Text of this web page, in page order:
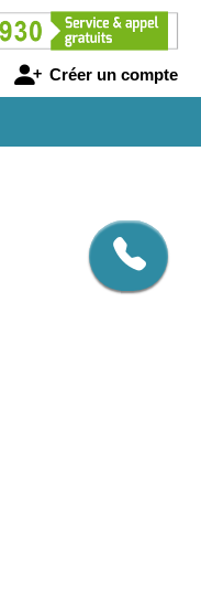
Créer un compte